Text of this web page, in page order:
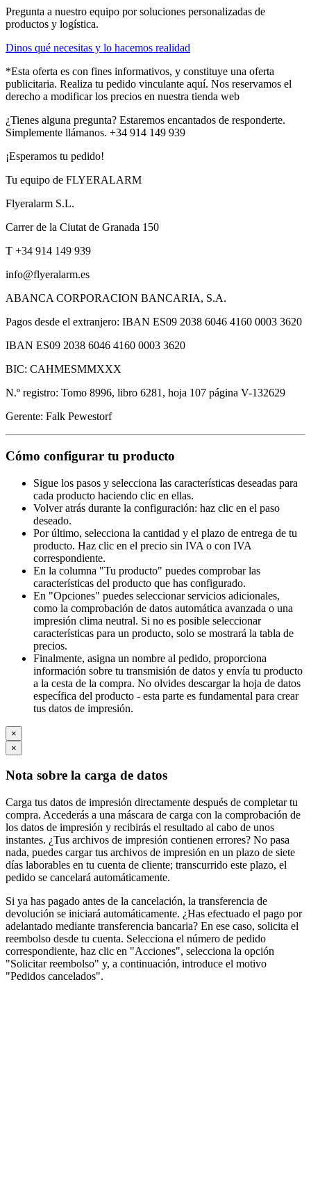
Pregunta a nuestro equipo por soluciones personalizadas de
productos y logística.
Dinos qué necesitas y lo hacemos realidad
*Esta oferta es con fines informativos, y constituye una oferta
publicitaria. Realiza tu pedido vinculante aquí. Nos reservamos el
derecho a modificar los precios en nuestra tienda web
¿Tienes alguna pregunta? Estaremos encantados de responderte.
Simplemente llámanos. +34 914 149 939
¡Esperamos tu pedido!
Tu equipo de FLYERALARM
Flyeralarm S.L.
Carrer de la Ciutat de Granada 150
T +34 914 149 939
info@flyeralarm.es
ABANCA CORPORACION BANCARIA, S.A.
Pagos desde el extranjero: IBAN ES09 2038 6046 4160 0003 3620
IBAN ES09 2038 6046 4160 0003 3620
BIC: CAHMESMMXXX
N.º registro: Tomo 8996, libro 6281, hoja 107 página V-132629
Gerente: Falk Pewestorf
Cómo configurar tu producto
Sigue los pasos y selecciona las características deseadas para
cada producto haciendo clic en ellas.
Volver atrás durante la configuración: haz clic en el paso
deseado.
Por último, selecciona la cantidad y el plazo de entrega de tu
producto. Haz clic en el precio sin IVA o con IVA
correspondiente.
En la columna "Tu producto" puedes comprobar las
características del producto que has configurado.
En "Opciones" puedes seleccionar servicios adicionales,
como la comprobación de datos automática avanzada o una
impresión clima neutral. Si no es posible seleccionar
características para un producto, solo se mostrará la tabla de
precios.
Finalmente, asigna un nombre al pedido, proporciona
información sobre tu transmisión de datos y envía tu producto
a la cesta de la compra. No olvides descargar la hoja de datos
específica del producto - esta parte es fundamental para crear
tus datos de impresión.
×
×
Nota sobre la carga de datos
Carga tus datos de impresión directamente después de completar tu
compra. Accederás a una máscara de carga con la comprobación de
los datos de impresión y recibirás el resultado al cabo de unos
instantes. ¿Tus archivos de impresión contienen errores? No pasa
nada, puedes cargar tus archivos de impresión en un plazo de siete
días laborables en tu cuenta de cliente; transcurrido este plazo, el
pedido se cancelará automáticamente.
Si ya has pagado antes de la cancelación, la transferencia de
devolución se iniciará automáticamente. ¿Has efectuado el pago por
adelantado mediante transferencia bancaria? En ese caso, solicita el
reembolso desde tu cuenta. Selecciona el número de pedido
correspondiente, haz clic en "Acciones", selecciona la opción
"Solicitar reembolso" y, a continuación, introduce el motivo
"Pedidos cancelados".